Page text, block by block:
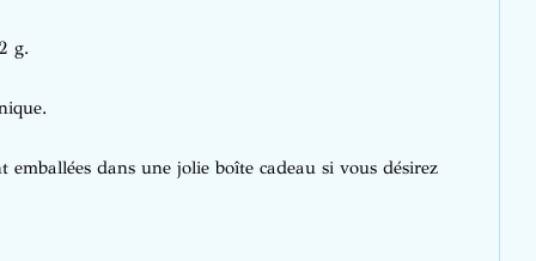
g.
emballées dans une jolie boîte cadeau si vous désirez